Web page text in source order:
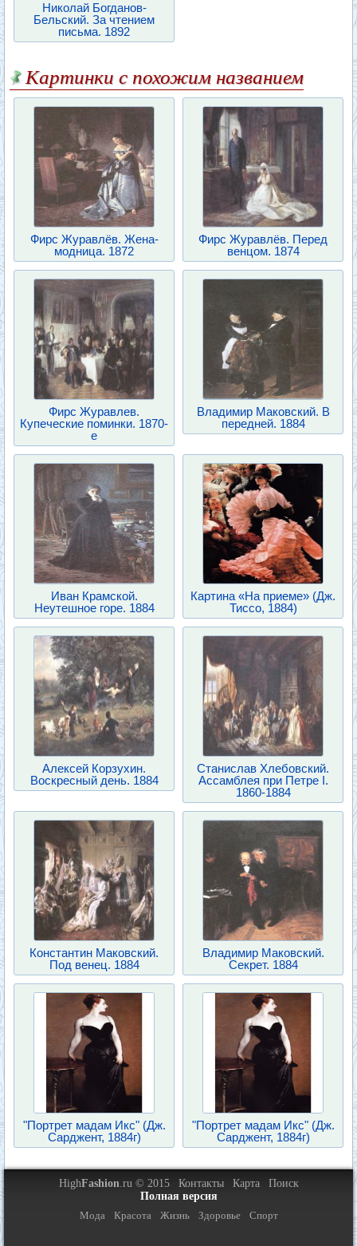
Николай Богданов-
Бельский. За чтением
письма. 1892
Картинки с похожим названием
Фирс Журавлёв. Жена-
модница. 1872
Фирс Журавлёв. Перед
венцом. 1874
Фирс Журавлев.
Купеческие поминки. 1870-
е
Владимир Маковский. В
передней. 1884
Иван Крамской.
Неутешное горе. 1884
Картина «На приеме» (Дж.
Тиссо, 1884)
Алексей Корзухин.
Воскресный день. 1884
Станислав Хлебовский.
Ассамблея при Петре I.
1860-1884
Константин Маковский.
Под венец. 1884
Владимир Маковский.
Секрет. 1884
"Портрет мадам Икс" (Дж.
Сарджент, 1884г)
"Портрет мадам Икс" (Дж.
Сарджент, 1884г)
HighFashion.ru © 2015 Контакты Карта
Поиск
Полная версия
Мода
Красота Жизнь Здоровье Спорт